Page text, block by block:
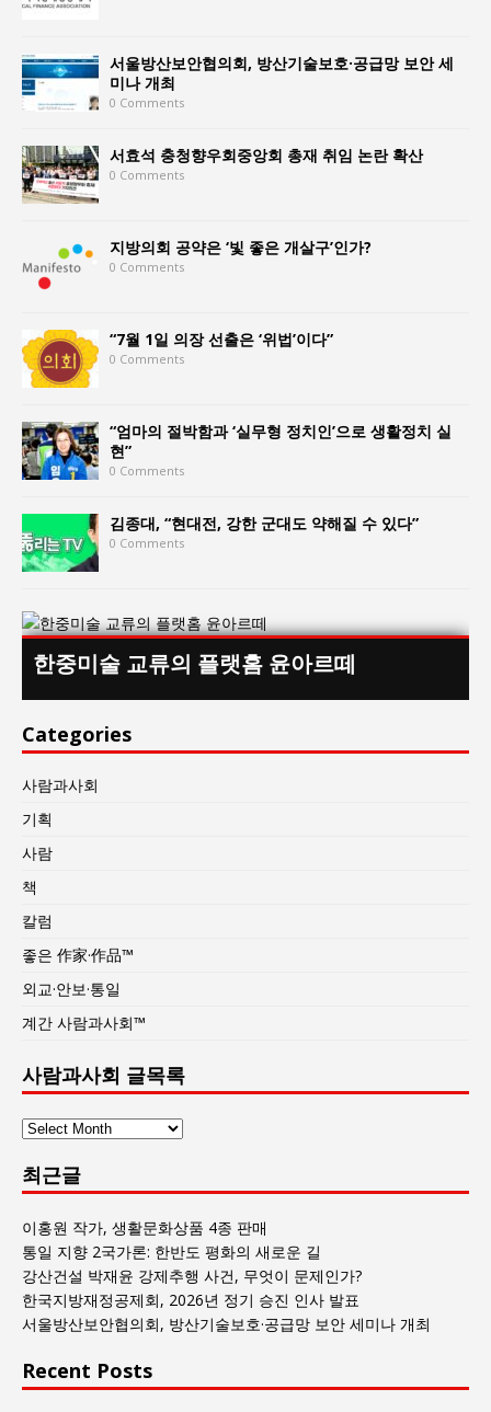
서울방산보안협의회, 방산기술보호·공급망 보안 세
미나 개최
0 Comments
서효석 충청향우회중앙회 총재 취임 논란 확산
0 Comments
지방의회 공약은 ‘빛 좋은 개살구’인가?
0 Comments
“7월 1일 의장 선출은 ‘위법’이다”
0 Comments
“엄마의 절박함과 ‘실무형 정치인’으로 생활정치 실
현”
0 Comments
김종대, “현대전, 강한 군대도 약해질 수 있다”
0 Comments
한중미술 교류의 플랫홈 윤아르떼
Categories
사람과사회
기획
사람
책
칼럼
좋은 作家·作品™
외교·안보·통일
계간 사람과사회™
사람과사회 글목록
사
과
사
회
글
목
록
최근글
이홍원 작가, 생활문화상품 4종 판매
통일 지향 2국가론: 한반도 평화의 새로운 길
강산건설 박재윤 강제추행 사건, 무엇이 문제인가?
한국지방재정공제회, 2026년 정기 승진 인사 발표
서울방산보안협의회, 방산기술보호·공급망 보안 세미나 개최
Recent Posts